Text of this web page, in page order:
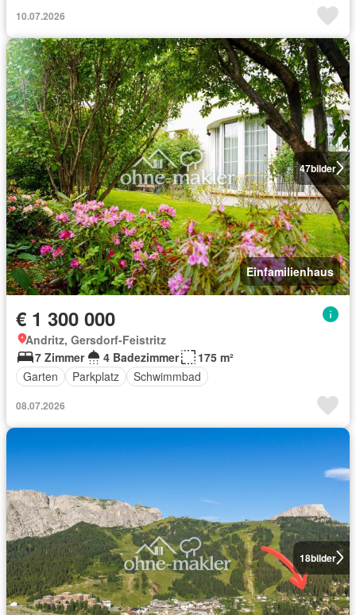
10.07.2026
47bilder
Einfamilienhaus
€ 1 300 000
Andritz, Gersdorf-Feistritz
7 Zimmer
4 Badezimmer
175 m²
Garten
Parkplatz Schwimmbad
08.07.2026
18bilder